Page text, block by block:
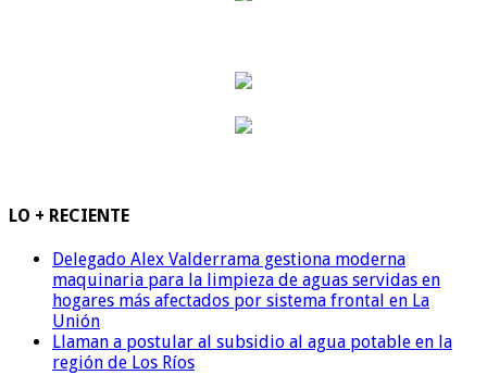
LO + RECIENTE
Delegado Alex Valderrama gestiona moderna
maquinaria para la limpieza de aguas servidas en
hogares más afectados por sistema frontal en La
Unión
Llaman a postular al subsidio al agua potable en la
región de Los Ríos